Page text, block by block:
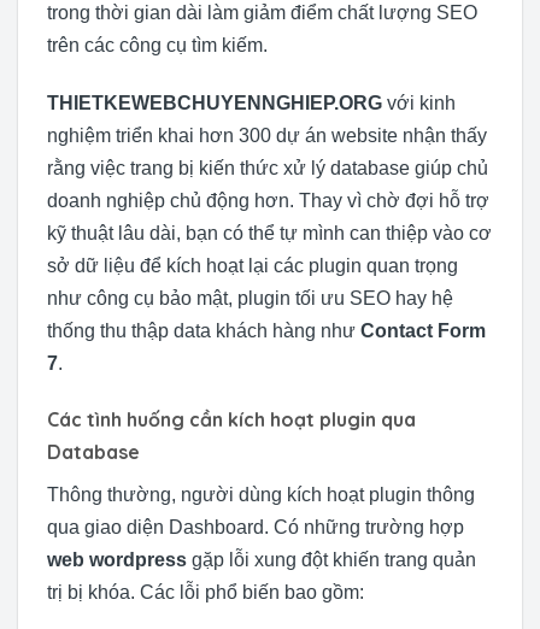
trong thời gian dài làm giảm điểm chất lượng SEO
trên các công cụ tìm kiếm.
THIETKEWEBCHUYENNGHIEP.ORG với kinh
nghiệm triển khai hơn 300 dự án website nhận thấy
rằng việc trang bị kiến thức xử lý database giúp chủ
doanh nghiệp chủ động hơn. Thay vì chờ đợi hỗ trợ
kỹ thuật lâu dài, bạn có thể tự mình can thiệp vào cơ
sở dữ liệu để kích hoạt lại các plugin quan trọng
như công cụ bảo mật, plugin tối ưu SEO hay hệ
thống thu thập data khách hàng như Contact Form
7.
Các tình huống cần kích hoạt plugin qua
Database
Thông thường, người dùng kích hoạt plugin thông
qua giao diện Dashboard. Có những trường hợp
web wordpress gặp lỗi xung đột khiến trang quản
trị bị khóa. Các lỗi phổ biến bao gồm: